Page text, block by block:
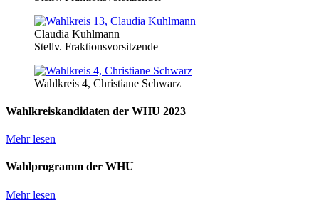
Claudia Kuhlmann
Stellv. Fraktionsvorsitzende
Wahlkreis 4, Christiane Schwarz
Wahlkreiskandidaten der WHU 2023
Mehr lesen
Wahlprogramm der WHU
Mehr lesen